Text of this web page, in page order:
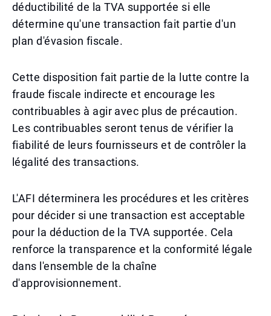
déductibilité de la TVA supportée si elle
détermine qu'une transaction fait partie d'un
plan d'évasion fiscale.
Cette disposition fait partie de la lutte contre la
fraude fiscale indirecte et encourage les
contribuables à agir avec plus de précaution.
Les contribuables seront tenus de vérifier la
fiabilité de leurs fournisseurs et de contrôler la
légalité des transactions.
L'AFI déterminera les procédures et les critères
pour décider si une transaction est acceptable
pour la déduction de la TVA supportée. Cela
renforce la transparence et la conformité légale
dans l'ensemble de la chaîne
d'approvisionnement.